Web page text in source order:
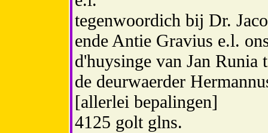
tegenwoordich bij Dr.
ende Antie Gravius e.l.
d'huysinge van Jan Runia
de deurwaerder
[allerlei bepalingen]
4125 golt glns.